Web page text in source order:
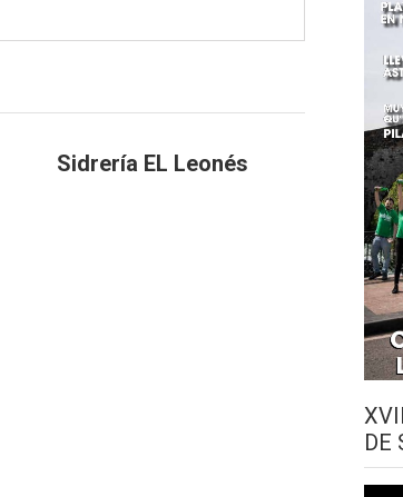
Sidrería EL Leonés
DE